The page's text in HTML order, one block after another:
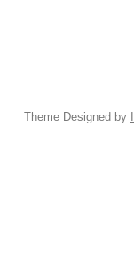
Theme Designed by